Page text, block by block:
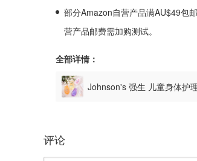
部分Amazon自营产品满AU$49包
营产品邮费需加购测试。
全部详情：
Johnson's 强生 儿童身体护
评论